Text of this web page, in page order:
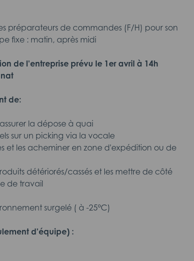
préparateurs de commandes (F/H) pour son
fixe : matin, après midi
de l'entreprise prévu le 1er avril à 14h
de:
la dépose à quai
sur un picking via la vocale
et les acheminer en zone d'expédition ou de
détériorés/cassés et les mettre de côté
de travail
surgelé ( à -25°C)
d'équipe) :